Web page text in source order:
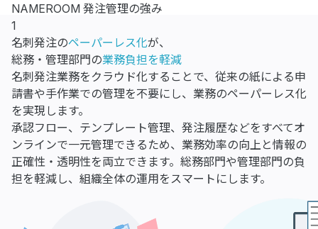
NAMEROOM 発注管理の強み
1
名刺発注のペーパーレス化が、
総務・管理部門の業務負担を軽減
名刺発注業務をクラウド化することで、従来の紙による申
請書や手作業での管理を不要にし、業務のペーパーレス化
を実現します。
承認フロー、テンプレート管理、発注履歴などをすべてオ
ンラインで一元管理できるため、業務効率の向上と情報の
正確性・透明性を両立できます。総務部門や管理部門の負
担を軽減し、組織全体の運用をスマートにします。